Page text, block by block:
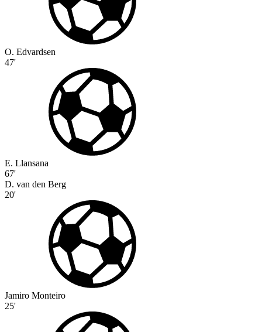
O. Edvardsen
47'
E. Llansana
67'
D. van den Berg
20'
Jamiro Monteiro
25'